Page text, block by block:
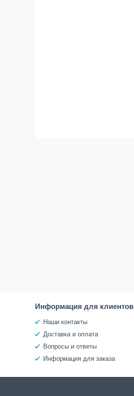
Информация для клиентов
Наши контакты
Доставка и оплата
Вопросы и ответы
Информация для заказа